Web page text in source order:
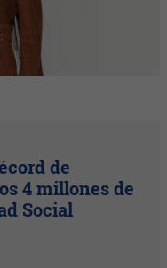
de
4 millones de
Social